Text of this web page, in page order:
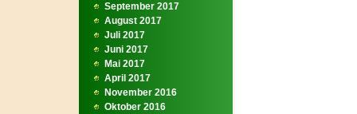
September 2017
August 2017
Juli 2017
Juni 2017
Mai 2017
April 2017
November 2016
Oktober 2016